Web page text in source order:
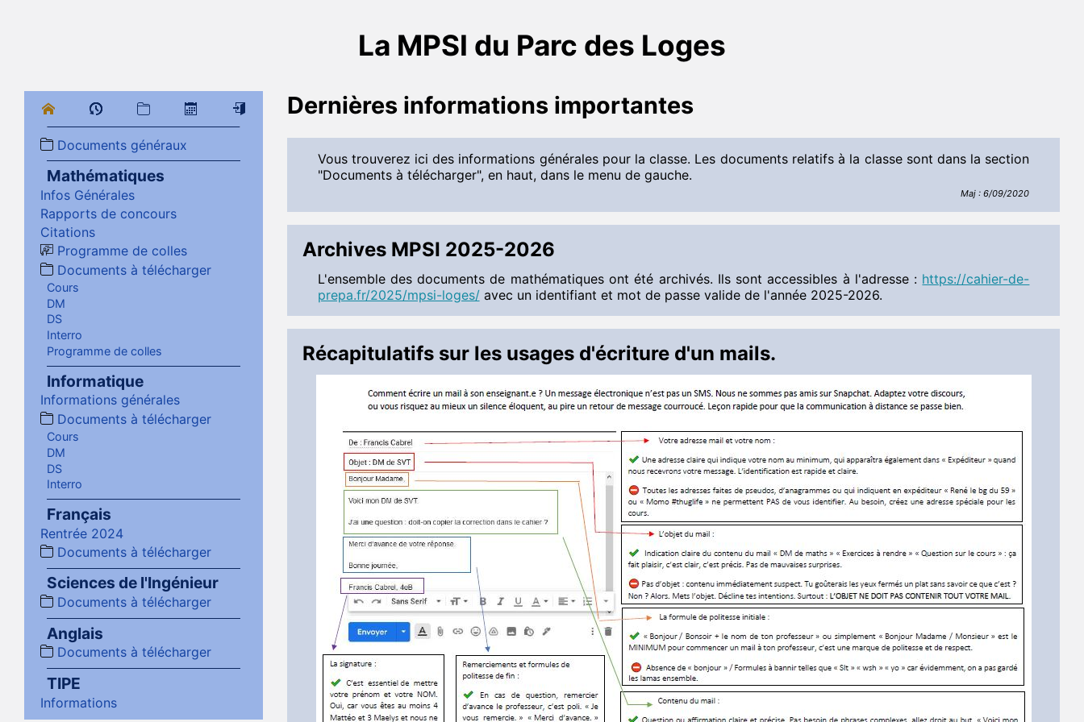
La MPSI du Parc des Loges
Documents généraux
Mathématiques
Infos Générales
Rapports de concours
Citations
Programme de colles
Documents à télécharger
Cours
DM
DS
Interro
Programme de colles
Informatique
Informations générales
Documents à télécharger
Cours
DM
DS
Interro
Français
Rentrée 2024
Documents à télécharger
Sciences de l'Ingénieur
Documents à télécharger
Anglais
Documents à télécharger
TIPE
Informations
Dernières informations importantes
Vous trouverez ici des informations générales pour la classe. Les documents relatifs à la classe sont dans la section
"Documents à télécharger", en haut, dans le menu de gauche.
Maj : 6/09/2020
Archives MPSI 2025-2026
L'ensemble des documents de mathématiques ont été archivés. Ils sont accessibles à l'adresse : https://cahier-de-
prepa.fr/2025/mpsi-loges/avec un identifiant et mot de passe valide de l'année 2025-2026.
Récapitulatifs sur les usages d'écriture d'un mails.